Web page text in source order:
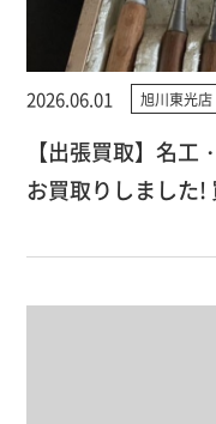
2026.06.01 旭川東光店
【出張買取】名
お買取りしました!